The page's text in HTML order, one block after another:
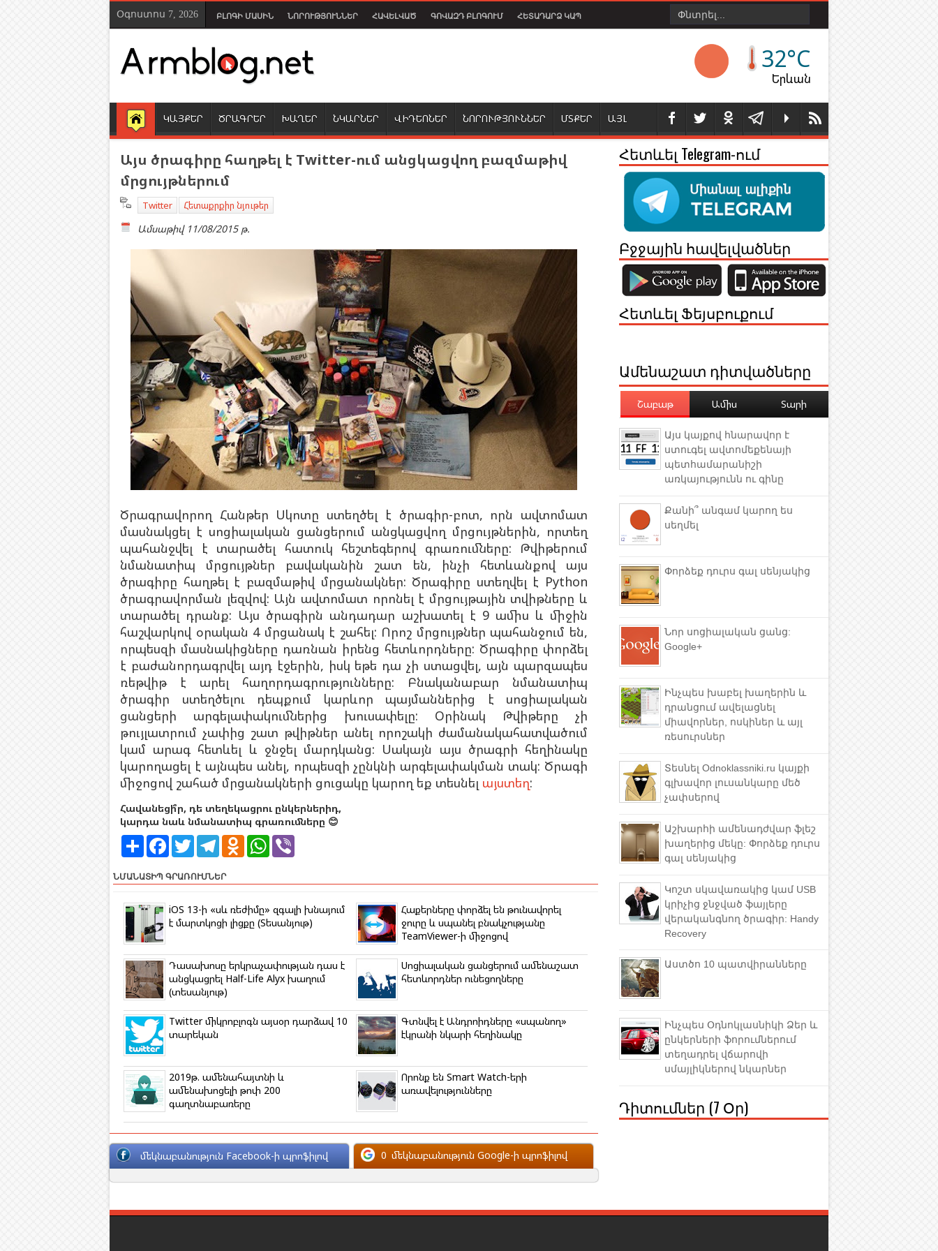
Օգոստոս 7, 2026 ԲԼՈԳԻ ՄԱՍԻՆ ՆՈՐՈՒԹՅՈՒՆՆԵՐ ՀԱՎԵԼՎԱԾ ԳՈՎԱԶԴ ԲԼՈԳՈՒՄ ՀԵՏԱԴԱՐՁ ԿԱՊ
32°C
Երևան
ԿԱՅՔԵՐ ԾՐԱԳՐԵՐ ԽԱՂԵՐ ՆԿԱՐՆԵՐ ՎԻԴԵՈՆԵՐ ՆՈՐՈՒԹՅՈՒՆՆԵՐ ՄՏՔԵՐ ԱՅԼ
Այս ծրագիրը հաղթել է Twitter-ում անցկացվող բազմաթիվ
մրցույթներում
Twitter Հետաքրքիր նյութեր
Ամսաթիվ 11/08/2015 թ.
Ծրագրավորող Հանթեր Սկոտը ստեղծել է ծրագիր-բոտ, որն ավտոմատ
մասնակցել է սոցիալական ցանցերում անցկացվող մրցույթներին, որտեղ
պահանջվել է տարածել հատուկ հեշտեգերով գրառումները: Թվիթերում
նմանատիպ մրցույթներ բավականին շատ են, ինչի հետևանքով այս
ծրագիրը հաղթել է բազմաթիվ մրցանակներ: Ծրագիրը ստեղվել է Python
ծրագրավորման լեզվով: Այն ավտոմատ որոնել է մրցույթային տվիթները և
տարածել դրանք: Այս ծրագիրն անդադար աշխատել է 9 ամիս և միջին
հաշվարկով օրական 4 մրցանակ է շահել: Որոշ մրցույթներ պահանջում են,
որպեսզի մասնակիցները դառնան իրենց հետևորդները: Ծրագիրը փորձել
է բաժանորդագրվել այդ էջերին, իսկ եթե դա չի ստացվել, այն պարզապես
ռեթվիթ է արել հաղորդագրությունները: Բնականաբար նմանատիպ
ծրագիր ստեղծելու դեպքում կարևոր պայմաններից է սոցիալական
ցանցերի արգելափակումներից խուսափելը: Օրինակ Թվիթերը չի
թույլատրում չափից շատ թվիթներ անել որոշակի ժամանակահատվածում
կամ արագ հետևել և ջնջել մարդկանց: Սակայն այս ծրագրի հեղինակը
կարողացել է այնպես անել, որպեսզի չընկնի արգելափակման տակ: Ծրագի
միջոցով շահած մրցանակների ցուցակը կարող եք տեսնել այստեղ:
Հավանեցի՞ր, դե տեղեկացրու ընկերներիդ,
կարդա նաև նմանատիպ գրառումները 😊
S
r
e
F
e
b
o
k
T
w
t
t
r
T
e
g
a
m
O
k
a
s
s
i
k
i
W
s
p
p
r
ՆՄԱՆԱՏԻՊ ԳՐԱՌՈՒՄՆԵՐ
iOS 13-ի «սև ռեժիմը» զգալի խնայում
է մարտկոցի լիցքը (Տեսանյութ)
Հաքերները փորձել են թունավորել
ջուրը և սպանել բնակչությանը
TeamViewer-ի միջոցով
Դասախոսը երկրաչափության դաս է
անցկացրել Half-Life Alyx խաղում
(տեսանյութ)
Սոցիալական ցանցերում ամենաշատ
հետևորդներ ունեցողները
Twitter միկրոբլոգն այսօր դարձավ 10
տարեկան
Գտնվել է Անդրոիդները «սպանող»
էկրանի նկարի հեղինակը
2019թ. ամենահայտնի և
ամենախոցելի թոփ 200
գաղտնաբառերը
Որոնք են Smart Watch-երի
առավելությունները
մեկնաբանություն Facebook-ի պրոֆիլով 0 մեկնաբանություն Google-ի պրոֆիլով
Հետևել Telegram-ում
Բջջային հավելվածներ
Հետևել Ֆեյսբուքում
Ամենաշատ դիտվածները
Շաբաթ Ամիս Տարի
Այս կայքով հնարավոր է
ստուգել ավտոմեքենայի
պետհամարանիշի
առկայությունն ու գինը
Քանի՞ անգամ կարող ես
սեղմել
Փորձեք դուրս գալ սենյակից
Նոր սոցիալական ցանց:
Google+
Ինչպես խաբել խաղերին և
դրանցում ավելացնել
միավորներ, ոսկիներ և այլ
ռեսուրսներ
Տեսնել Odnoklassniki.ru կայքի
գլխավոր լուսանկարը մեծ
չափսերով
Աշխարհի ամենադժվար ֆլեշ
խաղերից մեկը: Փորձեք դուրս
գալ սենյակից
Կոշտ սկավառակից կամ USB
կրիչից ջնջված ֆայլերը
վերականգնող ծրագիր: Handy
Recovery
Աստծո 10 պատվիրանները
Ինչպես Օդնոկլասնիկի Ձեր և
ընկերների ֆորումներում
տեղադրել վճարովի
սմայլիկներով նկարներ
Դիտումներ (7 Օր)